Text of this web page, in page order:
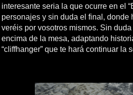
interesante seria la que ocurre en el
personajes y sin duda el final,
veréis por vosotros mismos. Sin
encima de la mesa, adaptando
“cliffhanger” que te hará continuar la